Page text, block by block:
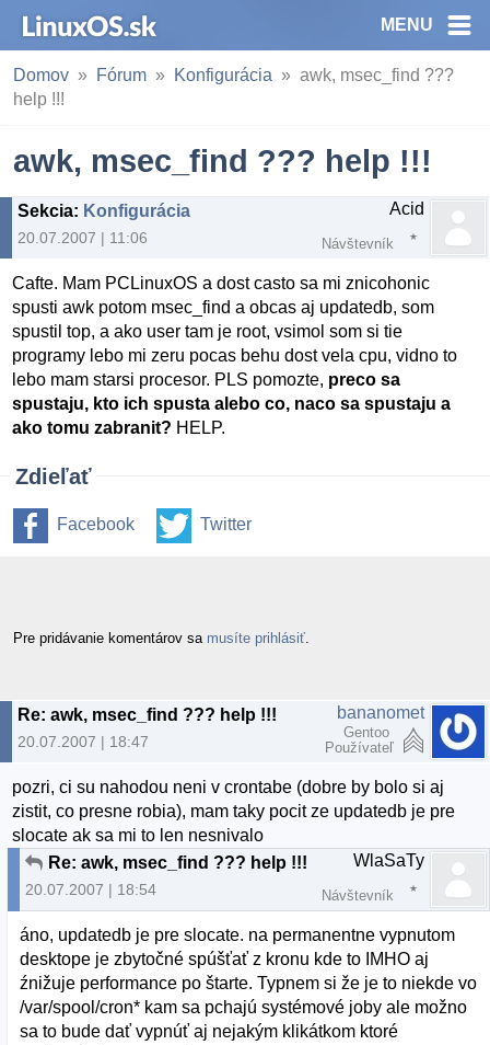
MENU
Domov Fórum Konfigurácia
awk, msec_find ???
help !!!
awk, msec_find ??? help !!!
Sekcia: Konfigurácia
20.07.2007 | 11:06
Acid
Návštevník
Cafte. Mam PCLinuxOS a dost casto sa mi znicohonic
spusti awk potom msec_find a obcas aj updatedb, som
spustil top, a ako user tam je root, vsimol som si tie
programy lebo mi zeru pocas behu dost vela cpu, vidno to
lebo mam starsi procesor. PLS pomozte, preco sa
spustaju, kto ich spusta alebo co, naco sa spustaju a
ako tomu zabranit? HELP.
Zdieľať
Facebook Twitter
Pre pridávanie komentárov sa musíte prihlásiť
Re: awk, msec_find ??? help !!!
20.07.2007 | 18:47
bananomet
Gentoo
Používateľ
pozri, ci su nahodou neni v crontabe (dobre by bolo si aj
zistit, co presne robia), mam taky pocit ze updatedb je pre
slocate ak sa mi to len nesnivalo
Re: awk, msec_find ??? help !!!
20.07.2007 | 18:54
WlaSaTy
Návštevník
áno, updatedb je pre slocate. na permanentne vypnutom
desktope je zbytočné spúšťať z kronu kde to IMHO aj
źnižuje performance po štarte. Typnem si že je to niekde vo
/var/spool/cron* kam sa pchajú systémové joby ale možno
sa to bude dať vypnúť aj nejakým klikátkom ktoré